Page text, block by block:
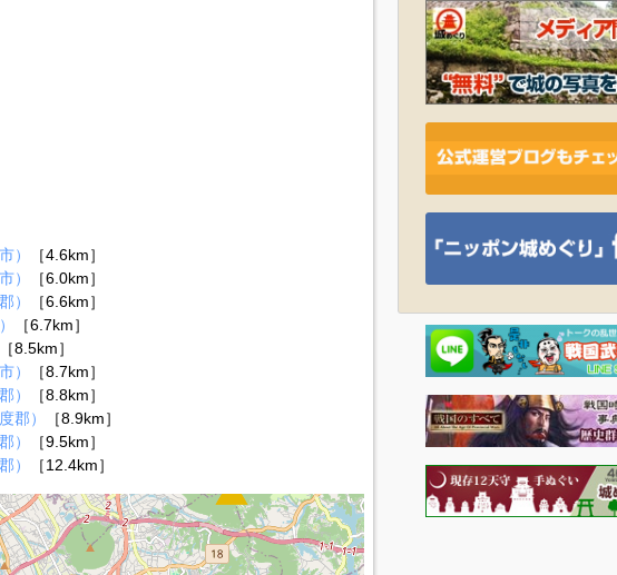
）
［4.6km］
）
［6.0km］
）
［6.6km］
［6.7km］
［8.5km］
）
［8.7km］
）
［8.8km］
郡）
［8.9km］
）
［9.5km］
）
［12.4km］